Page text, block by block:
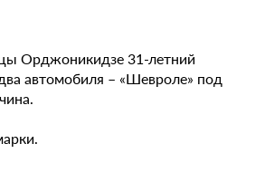
Орджоникидзе 31-летний
автомобиля – «Шевроле» под